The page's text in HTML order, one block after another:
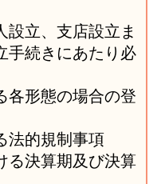
設立、支店設立ま
手続きにあたり必
各形態の場合の登
法的規制事項
る決算期及び決算